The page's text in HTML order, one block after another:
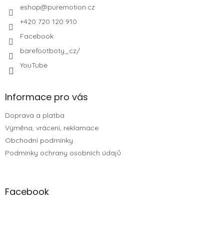
eshop@puremotion.cz
+420 720 120 910
Facebook
barefootboty_cz/
YouTube
Informace pro vás
Doprava a platba
Výměna, vrácení, reklamace
Obchodní podmínky
Podmínky ochrany osobních údajů
Facebook